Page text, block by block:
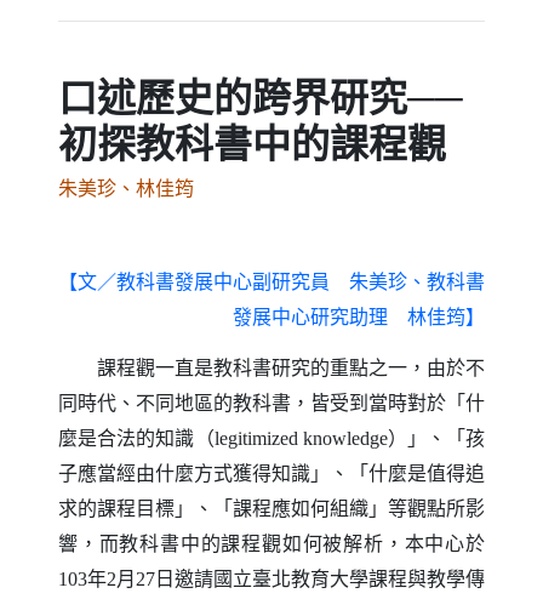
口述歷史的跨界研究──
初探教科書中的課程觀
朱美珍、林佳筠
【文／教科書發展中心副研究員 朱美珍、教科書
發展中心研究助理 林佳筠】
課程觀一直是教科書研究的重點之一，由於不
同時代、不同地區的教科書，皆受到當時對於「什
麼是合法的知識（legitimized knowledge）」、「孩
子應當經由什麼方式獲得知識」、「什麼是值得追
求的課程目標」、「課程應如何組織」等觀點所影
響，而教科書中的課程觀如何被解析，本中心於
103年2月27日邀請國立臺北教育大學課程與教學傳